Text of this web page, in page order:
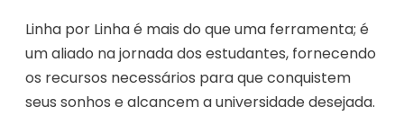
Linha por Linha é mais do que uma ferramenta; é
um aliado na jornada dos estudantes, fornecendo
os recursos necessários para que conquistem
seus sonhos e alcancem a universidade desejada.